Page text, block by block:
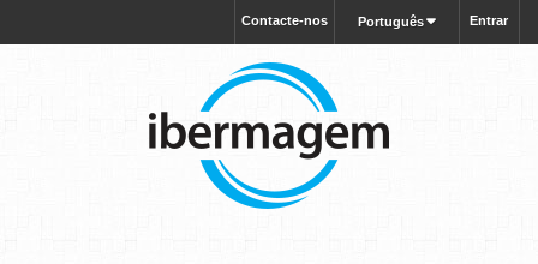
Entrar
Português
Contacte-nos